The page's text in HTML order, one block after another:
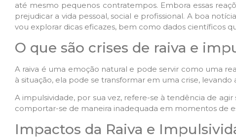
até mesmo pequenos contratempos. Embora essas
prejudicar a vida pessoal, social e profissional. A boa
vou explorar dicas eficazes, bem como dados científicos
O que são crises de raiva e
A raiva é uma emoção natural e pode servir como uma
à situação, ela pode se transformar em uma crise,
A impulsividade, por sua vez, refere-se à tendência de
comportar-se de maneira inadequada em momentos de
Impactos da Raiva e